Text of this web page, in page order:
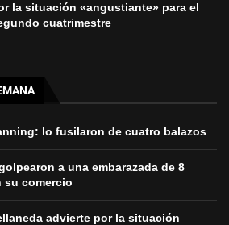
la situación «angustiante» para el
cuatrimestre
lo fusilaron de cuatro balazos
a una embarazada de 8
su comercio
advierte por la situación